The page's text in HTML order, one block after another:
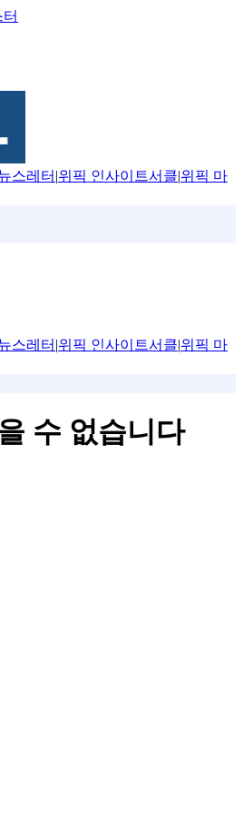
스레터 |위픽 인사이트서클|위픽 마
스레터 |위픽 인사이트서클|위픽 마
수 없습니다